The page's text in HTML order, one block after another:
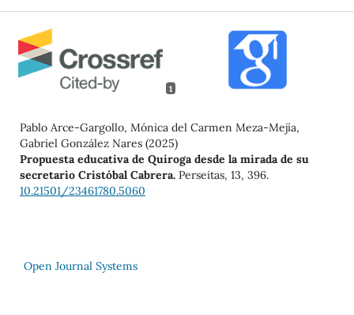
1
Pablo Arce-Gargollo, Mónica del Carmen Meza-Mejía,
Gabriel González Nares (2025)
Propuesta educativa de Quiroga desde la mirada de su
secretario Cristóbal Cabrera. Perseitas, 13, 396.
10.21501/23461780.5060
Open Journal Systems